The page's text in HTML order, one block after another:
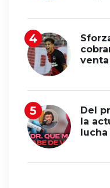
Del
la
lucha